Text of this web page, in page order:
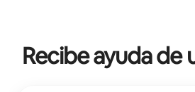
Recibe ayuda de